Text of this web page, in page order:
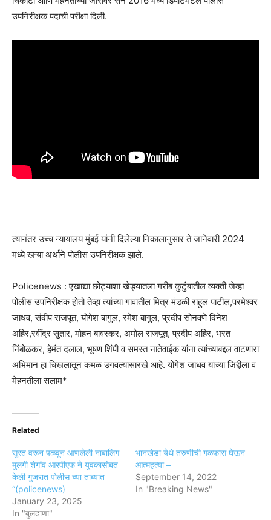
उपनिरीक्षक पदाची परीक्षा दिली.
त्यानंतर उच्च न्यायालय मुंबई यांनी दिलेल्या निकालानुसार ते जानेवारी 2024
मध्ये खऱ्या अर्थाने पोलीस उपनिरीक्षक झाले.
Policenews : एखाद्या छोट्याशा खेड्यातला गरीब कुटुंबातील व्यक्ती जेव्हा
पोलीस उपनिरीक्षक होतो तेव्हा त्यांच्या गावातील मित्र मंडळी राहुल पाटील,परमेश्वर
जाधव, संदीप राजपूत, योगेश बागुल, रमेश बागुल, प्रदीप सोनवणे दिनेश
अहिर,रवींद्र सुतार, मोहन बावस्कर, अमोल राजपूत, प्रदीप अहिर, भरत
निंबोळकर, हेमंत दलाल, भूषण शिंपी व समस्त नातेवाईक यांना त्यांच्याबद्दल वाटणारा
अभिमान हा चिखलातून कमळ उगवल्यासारखे आहे. योगेश जाधव यांच्या जिद्दीला व
मेहनतीला सलाम*
Related
सुरत वरून पळवून आणलेली नाबालिग
मुलगी शेगांव आरपीएफ ने युवकासोबत
केली गुजरात पोलीस च्या ताब्यात
“(policenews)
January 23, 2025
In "बुलढाणा"
भानखेडा येथे तरुणीची गळफास घेऊन
आत्महत्या –
September 14, 2022
In "Breaking News"